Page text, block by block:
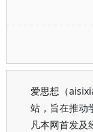
爱思想（
站，旨在推动
凡本网首发及